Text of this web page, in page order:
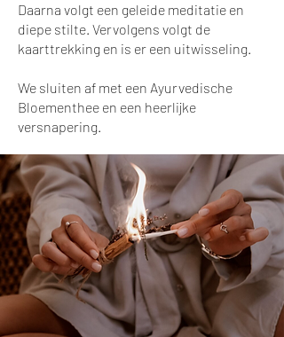
Daarna volgt een geleide meditatie en
diepe stilte. Vervolgens volgt de
kaarttrekking en is er een uitwisseling.
We sluiten af met een Ayurvedische
Bloementhee en een heerlijke
versnapering.